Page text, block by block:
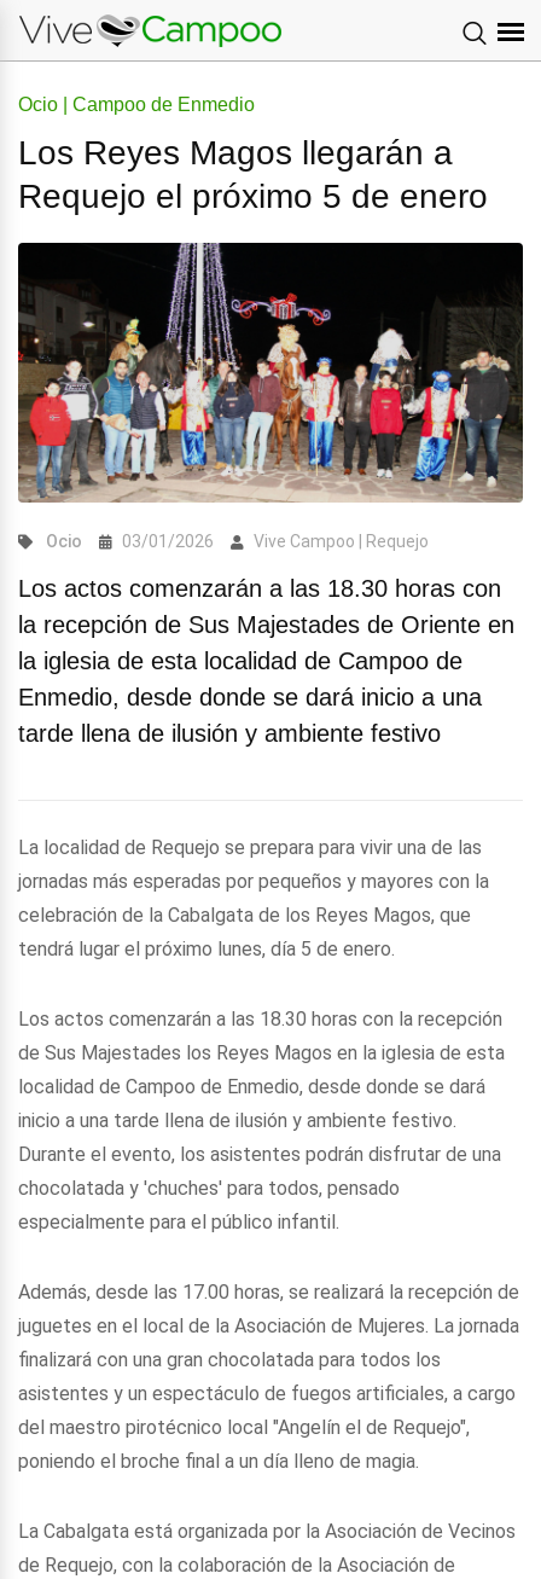
Ocio | Campoo de Enmedio
Los Reyes Magos llegarán a
Requejo el próximo 5 de enero
Ocio 03/01/2026 Vive Campoo | Requejo
Los actos comenzarán a las 18.30 horas con
la recepción de Sus Majestades de Oriente en
la iglesia de esta localidad de Campoo de
Enmedio, desde donde se dará inicio a una
tarde llena de ilusión y ambiente festivo
La localidad de Requejo se prepara para vivir una de las
jornadas más esperadas por pequeños y mayores con la
celebración de la Cabalgata de los Reyes Magos, que
tendrá lugar el próximo lunes, día 5 de enero.
Los actos comenzarán a las 18.30 horas con la recepción
de Sus Majestades los Reyes Magos en la iglesia de esta
localidad de Campoo de Enmedio, desde donde se dará
inicio a una tarde llena de ilusión y ambiente festivo.
Durante el evento, los asistentes podrán disfrutar de una
chocolatada y 'chuches' para todos, pensado
especialmente para el público infantil.
Además, desde las 17.00 horas, se realizará la recepción de
juguetes en el local de la Asociación de Mujeres. La jornada
finalizará con una gran chocolatada para todos los
asistentes y un espectáculo de fuegos artificiales, a cargo
del maestro pirotécnico local "Angelín el de Requejo",
poniendo el broche final a un día lleno de magia.
La Cabalgata está organizada por la Asociación de Vecinos
de Requejo, con la colaboración de la Asociación de